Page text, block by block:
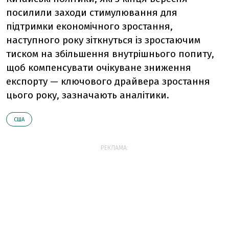
посилили заходи стимулювання для
підтримки економічного зростання,
наступного року зіткнуться із зростаючим
тиском на збільшення внутрішнього попиту,
щоб компенсувати очікуване зниження
експорту — ключового драйвера зростання
цього року, зазначають аналітики.
США
РЕКЛАМА: